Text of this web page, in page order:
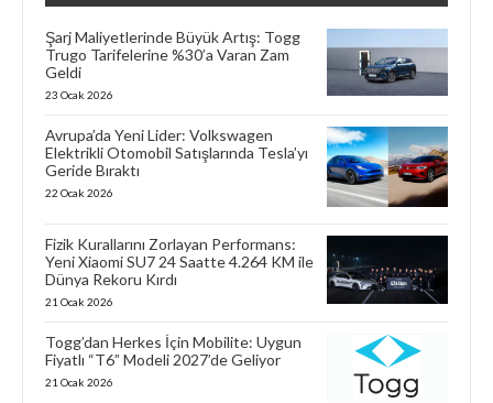
Şarj Maliyetlerinde Büyük Artış: Togg
Trugo Tarifelerine %30’a Varan Zam
Geldi
23 Ocak 2026
Avrupa’da Yeni Lider: Volkswagen
Elektrikli Otomobil Satışlarında Tesla’yı
Geride Bıraktı
22 Ocak 2026
Fizik Kurallarını Zorlayan Performans:
Yeni Xiaomi SU7 24 Saatte 4.264 KM ile
Dünya Rekoru Kırdı
21 Ocak 2026
Togg’dan Herkes İçin Mobilite: Uygun
Fiyatlı “T6” Modeli 2027’de Geliyor
21 Ocak 2026